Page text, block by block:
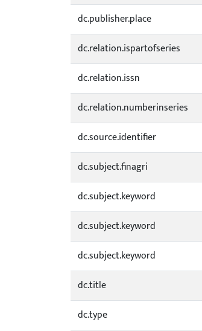
dc.publisher.place
dc.relation.ispartofseries
dc.relation.issn
dc.relation.numberinseries
dc.source.identifier
dc.subject.finagri
dc.subject.keyword
dc.subject.keyword
dc.subject.keyword
dc.title
dc.type